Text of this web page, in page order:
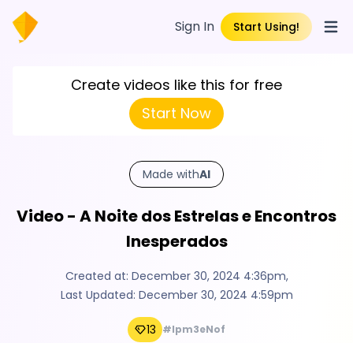
Sign In Start Using!
Create videos like this for free
Start Now
Made withAI
Video - A Noite dos Estrelas e Encontros
Inesperados
Created at: December 30, 2024 4:36pm,
Last Updated: December 30, 2024 4:59pm
13 #lpm3eNof